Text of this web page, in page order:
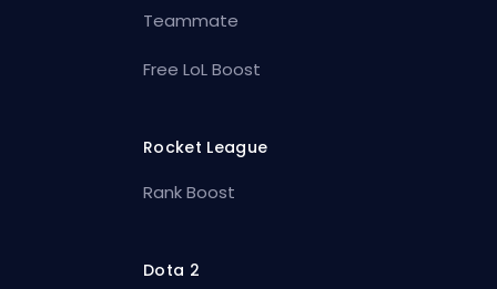
Teammate
Free LoL Boost
Rocket League
Rank Boost
Dota 2